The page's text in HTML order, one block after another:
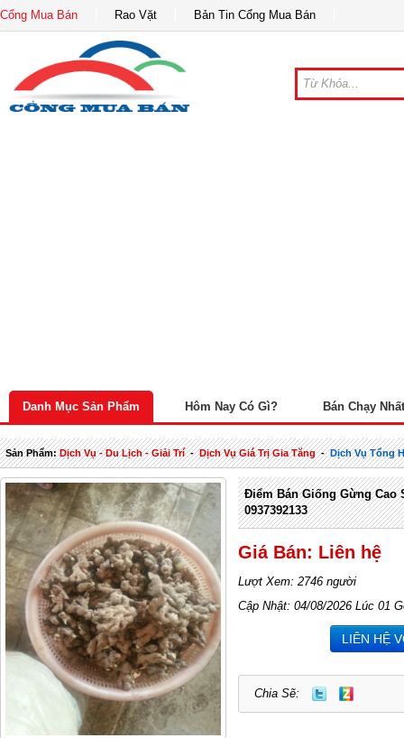
Cổng Mua Bán Rao Vặt Bản Tin Cổng Mua Bán
Danh Mục Sản Phẩm Hôm Nay Có Gì? Bán Chạy Nhất
Sản Phẩm:Dịch Vụ - Du Lịch - Giải Trí-Dịch Vụ Giá Trị Gia Tăng-Dịch Vụ Tổng
Điểm Bán Giống Gừng Cao
0937392133
Giá Bán: Liên hệ
Lượt Xem: 2746 người
Cập Nhật: 04/08/2026 Lúc 01
LIÊN HỆ
Chia Sẽ: